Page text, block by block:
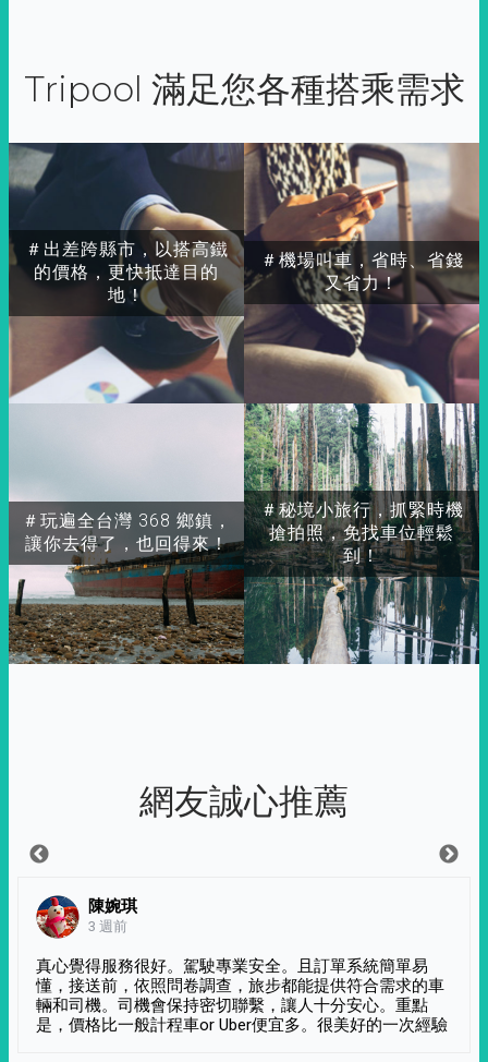
Tripool 滿足您各種搭乘需求
＃出差跨縣市，以搭高鐵
的價格，更快抵達目的
地！
＃玩遍全台灣 368 鄉鎮，
讓你去得了，也回得來！
＃秘境小旅行，抓緊時機
搶拍照，免找車位輕鬆
到！
＃機場叫車，省時、省錢
又省力！
網友誠心推薦
陳婉琪
3 週前
真心覺得服務很好。駕駛專業安全。且訂單系統簡單易
懂，接送前，依照問卷調查，旅步都能提供符合需求的車
輛和司機。司機會保持密切聯繫，讓人十分安心。重點
是，價格比一般計程車or Uber便宜多。很美好的一次經驗